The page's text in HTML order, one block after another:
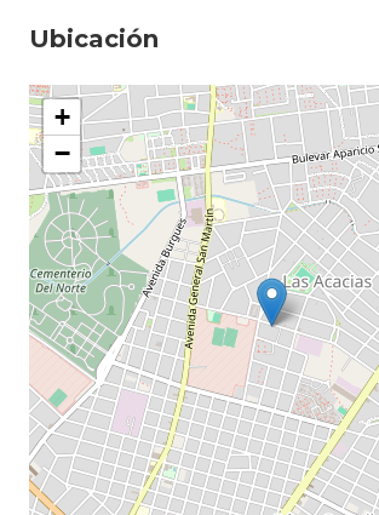
Ubicación
+
−